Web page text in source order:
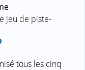
jeu de piste-
tous les cinq